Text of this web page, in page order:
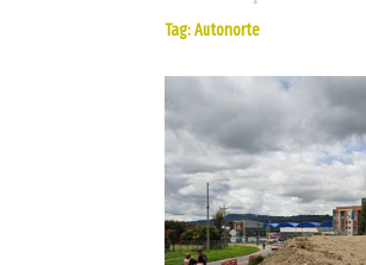
Tag: Autonorte